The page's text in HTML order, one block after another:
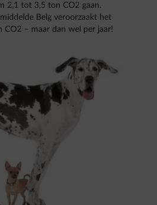
2,1 tot 3,5 ton CO2 gaan.
Belg veroorzaakt het
CO2 – maar dan wel per jaar!